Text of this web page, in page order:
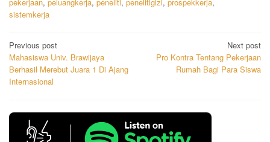
sistemkerja
Post
navigation
Previous post
Mahasiswa Univ. Brawijaya
Berhasil Merebut Juara 1 Di Ajang
Internasional
Next post
Pro Kontra Tentang Pekerjaan
Rumah Bagi Para Siswa